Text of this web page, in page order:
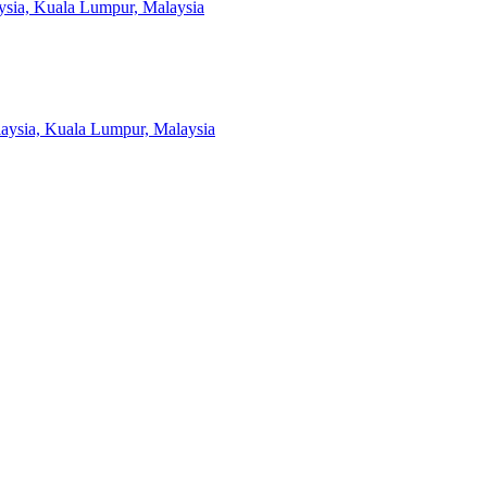
Kuala Lumpur, Malaysia
Kuala Lumpur, Malaysia